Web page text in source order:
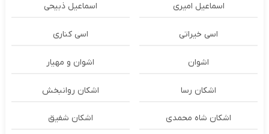
اسماعیل امیری اسماعیل ذبیحی
اسی خیراتی اسی کناری
اشوان اشوان و مهیار
اشکان رسا اشکان روانبخش
اشکان شاه محمدی اشکان شفیق